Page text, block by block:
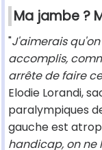
Ma jambe ?
"J'aimerais
accomplis,
arrête de faire
Elodie Lorandi,
paralympiques
gauche est
handicap, on ne